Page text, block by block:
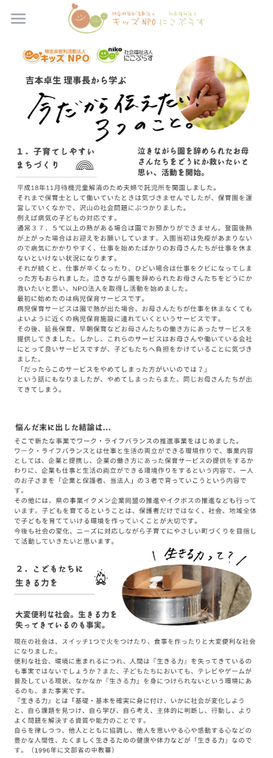
運営保育園
【NPO】にこにこの森保育園
【NPO】にこにこキッズくしど保育園
【NPO】ひだまり保育園
【NPO】にこにこアフタースクールくしど
【NPO】にこにこアフタースクールおおの
【NPO】ネイチャーフレンド自然学校
【にこぷらす】串戸保育園
【にこぷらす】宮島こども園
【にこぷらす】キッズサポートniconico
理事長より
理事長メッセージ
法人概要
給食室より
ネイチャーフレンド自然学校
にこにこアドベンチャー教育プログラム
持ち物等のご案内
募集中のプログラム
活動レポート
学校向け情報
団体向け情報
Recruit
お問い合わせ
検索
活動を支援する
ブログカテゴリー
すべてのカテゴリ
《自然学校》募集中プログラム
《自然学校》受付終了・プログラムレポート